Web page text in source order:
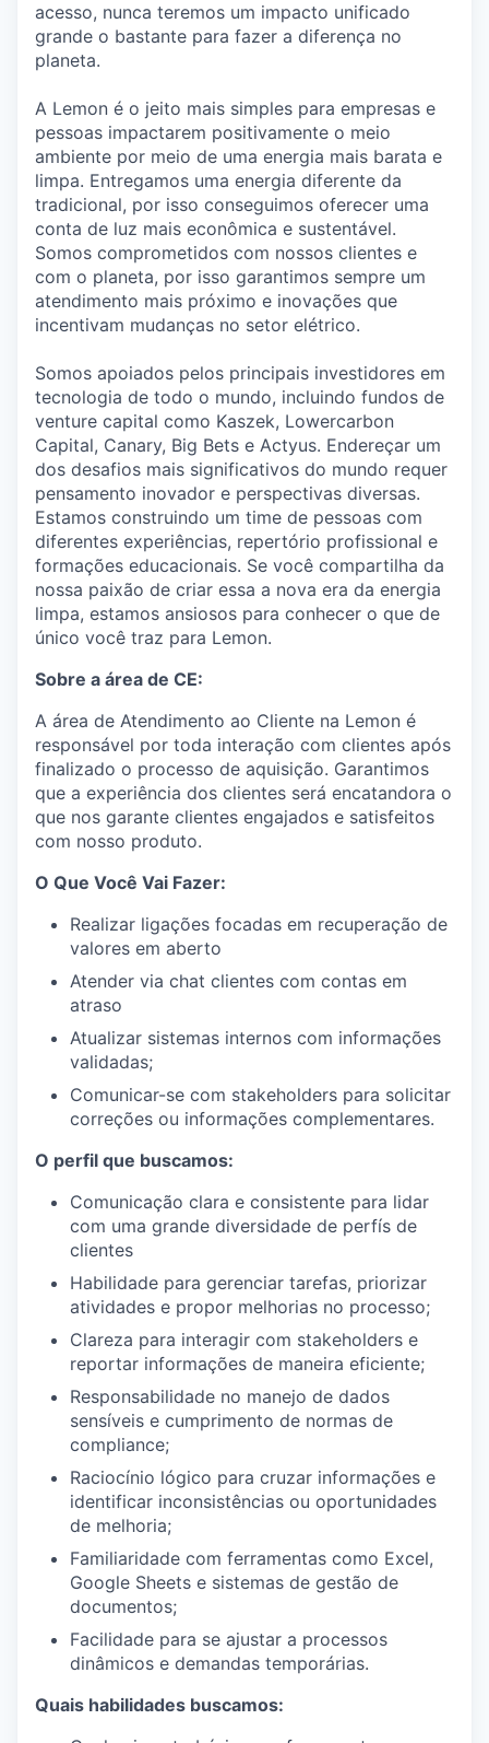
acesso, nunca teremos um impacto unificado
grande o bastante para fazer a diferença no
planeta.
A Lemon é o jeito mais simples para empresas e
pessoas impactarem positivamente o meio
ambiente por meio de uma energia mais barata e
limpa. Entregamos uma energia diferente da
tradicional, por isso conseguimos oferecer uma
conta de luz mais econômica e sustentável.
Somos comprometidos com nossos clientes e
com o planeta, por isso garantimos sempre um
atendimento mais próximo e inovações que
incentivam mudanças no setor elétrico.
Somos apoiados pelos principais investidores em
tecnologia de todo o mundo, incluindo fundos de
venture capital como Kaszek, Lowercarbon
Capital, Canary, Big Bets e Actyus. Endereçar um
dos desafios mais significativos do mundo requer
pensamento inovador e perspectivas diversas.
Estamos construindo um time de pessoas com
diferentes experiências, repertório profissional e
formações educacionais. Se você compartilha da
nossa paixão de criar essa a nova era da energia
limpa, estamos ansiosos para conhecer o que de
único você traz para Lemon.
Sobre a área de CE:
A área de Atendimento ao Cliente na Lemon é
responsável por toda interação com clientes após
finalizado o processo de aquisição. Garantimos
que a experiência dos clientes será encatandora o
que nos garante clientes engajados e satisfeitos
com nosso produto.
O Que Você Vai Fazer:
Realizar ligações focadas em recuperação de
valores em aberto
Atender via chat clientes com contas em
atraso
Atualizar sistemas internos com informações
validadas;
Comunicar-se com stakeholders para solicitar
correções ou informações complementares.
O perfil que buscamos:
Comunicação clara e consistente para lidar
com uma grande diversidade de perfís de
clientes
Habilidade para gerenciar tarefas, priorizar
atividades e propor melhorias no processo;
Clareza para interagir com stakeholders e
reportar informações de maneira eficiente;
Responsabilidade no manejo de dados
sensíveis e cumprimento de normas de
compliance;
Raciocínio lógico para cruzar informações e
identificar inconsistências ou oportunidades
de melhoria;
Familiaridade com ferramentas como Excel,
Google Sheets e sistemas de gestão de
documentos;
Facilidade para se ajustar a processos
dinâmicos e demandas temporárias.
Quais habilidades buscamos: